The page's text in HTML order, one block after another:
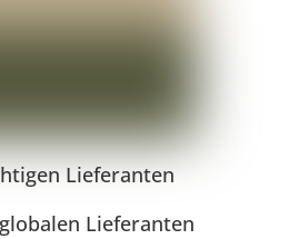
Lieferanten
Lieferanten